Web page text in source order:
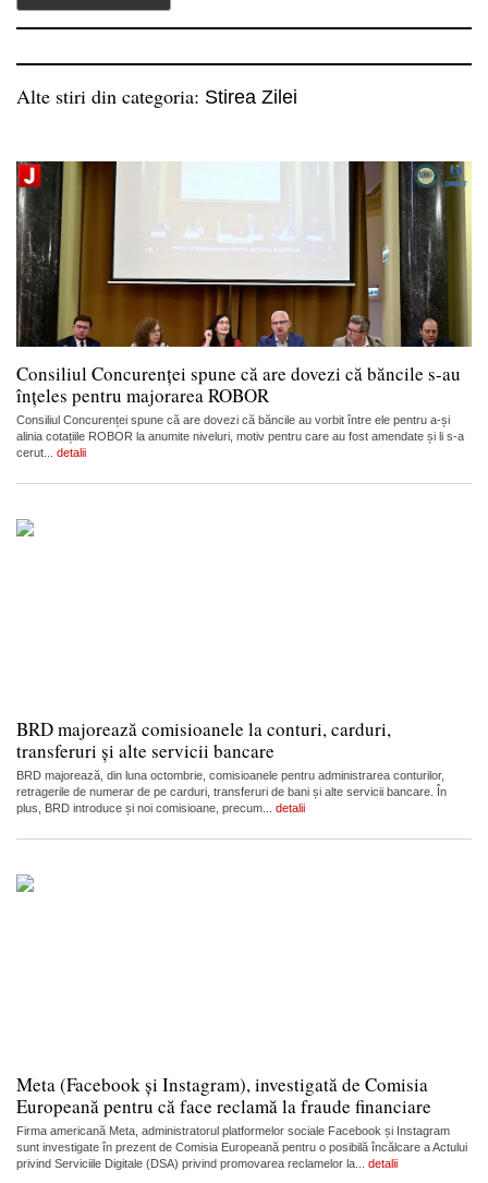
Alte stiri din categoria: Stirea Zilei
Consiliul Concurenței spune că are dovezi că băncile s-au
înțeles pentru majorarea ROBOR
Consiliul Concurenței spune că are dovezi că băncile au vorbit între ele pentru a-și
alinia cotațiile ROBOR la anumite niveluri, motiv pentru care au fost amendate și li s-a
cerut... detalii
BRD majorează comisioanele la conturi, carduri,
transferuri și alte servicii bancare
BRD majorează, din luna octombrie, comisioanele pentru administrarea conturilor,
retragerile de numerar de pe carduri, transferuri de bani și alte servicii bancare. În
plus, BRD introduce și noi comisioane, precum... detalii
Meta (Facebook și Instagram), investigată de Comisia
Europeană pentru că face reclamă la fraude financiare
Firma americană Meta, administratorul platformelor sociale Facebook și Instagram
sunt investigate în prezent de Comisia Europeană pentru o posibilă încălcare a Actului
privind Serviciile Digitale (DSA) privind promovarea reclamelor la... detalii